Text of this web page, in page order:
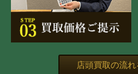
店頭買取の流